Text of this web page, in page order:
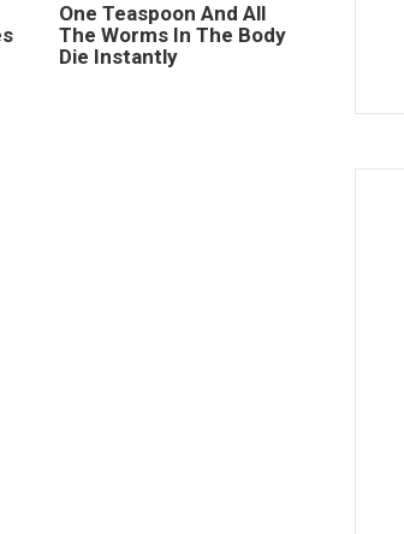
One Teaspoon And All
The Worms In The Body
Die Instantly